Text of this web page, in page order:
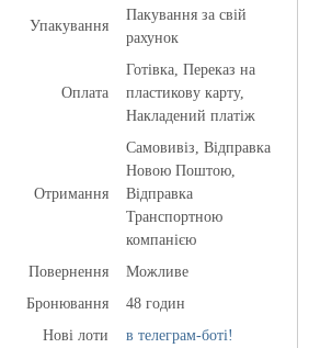
Упакування
Пакування за свій
рахунок
Оплата
Готівка, Переказ на
пластикову карту,
Накладений платіж
Отримання
Самовивіз, Відправка
Новою Поштою,
Відправка
Транспортною
компанією
Повернення
Можливе
Бронювання
48 годин
Нові лоти
в телеграм-боті!